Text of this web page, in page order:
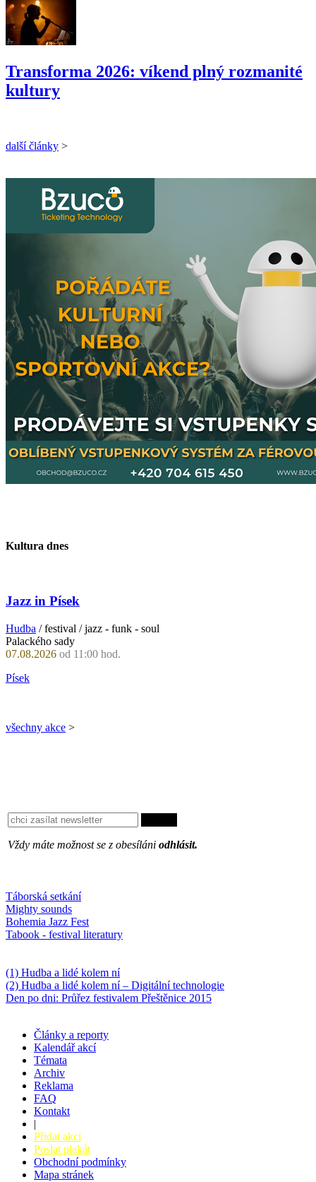
Transforma 2026: víkend plný rozmanité
kultury
další články >
Kultura dnes
Jazz in Písek
Hudba / festival / jazz - funk - soul
Palackého sady
07.08.2026 od 11:00 hod.
Písek
všechny akce >
Vždy máte možnost se z obesíláni odhlásit.
Táborská setkání
Mighty sounds
Bohemia Jazz Fest
Tabook - festival literatury
(1) Hudba a lidé kolem ní
(2) Hudba a lidé kolem ní – Digitální technologie
Den po dni: Průřez festivalem Přeštěnice 2015
Články a reporty
Kalendář akcí
Témata
Archiv
Reklama
FAQ
Kontakt
|
Přidat akci
Poslat plakát
Obchodní podmínky
Mapa stránek